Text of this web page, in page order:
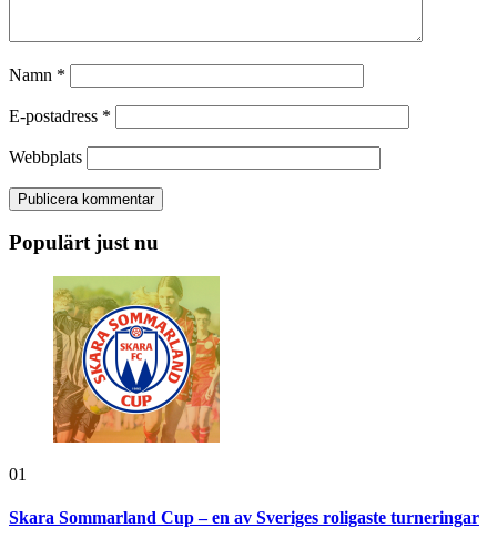
Namn *
E-postadress *
Webbplats
Populärt just nu
01
Skara Sommarland Cup – en av Sveriges roligaste turneringar